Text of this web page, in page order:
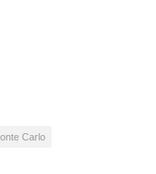
Carlo